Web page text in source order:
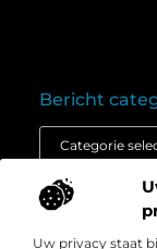
Uw privacy staat
Onze
Bericht